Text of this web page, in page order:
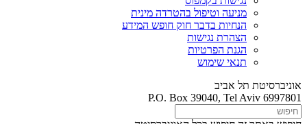
מניעה וטיפול בהטרדה מינית
הנחיות בדבר חוק חופש המידע
הצהרת נגישות
הגנת הפרטיות
תנאי שימוש
אוניברסיטת תל אביב
P.O. Box 39040, Tel Aviv 6997801